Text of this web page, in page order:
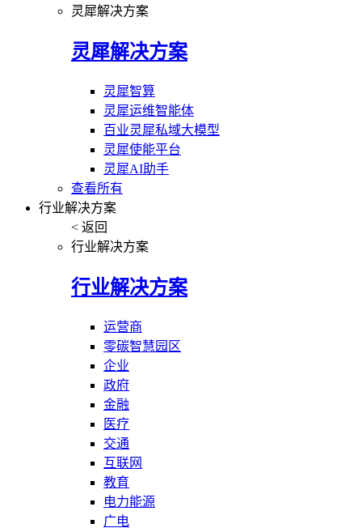
灵犀解决方案
灵犀解决方案
灵犀智算
灵犀运维智能体
百业灵犀私域大模型
灵犀使能平台
灵犀AI助手
查看所有
行业解决方案
< 返回
行业解决方案
行业解决方案
运营商
零碳智慧园区
企业
政府
金融
医疗
交通
互联网
教育
电力能源
广电